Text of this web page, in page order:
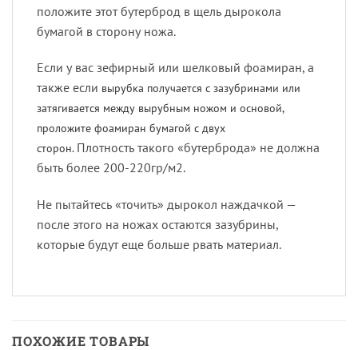
положите этот бутерброд в щель дырокола
бумагой в сторону ножа.
Если у вас зефирный или шелковый фоамиран, а
также если вырубка получается с зазубринами или
затягивается между вырубным ножом и основой,
проложите фоамиран бумагой с двух
сторон. Плотность такого «бутерброда» не должна
быть более 200-220гр/м2.
Не пытайтесь «точить» дырокол наждачкой —
после этого на ножах остаются зазубрины,
которые будут еще больше рвать материал.
ПОХОЖИЕ ТОВАРЫ